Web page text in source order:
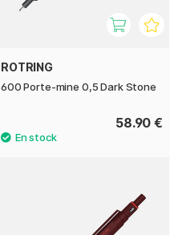
ROTRING
600 Porte-mine 0,5 Dark Stone
58.90 €